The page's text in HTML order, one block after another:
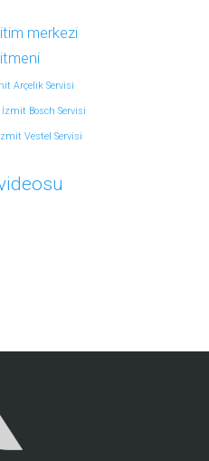
merkezi
Arçelik Servisi
İzmit Bosch Servisi
Vestel Servisi